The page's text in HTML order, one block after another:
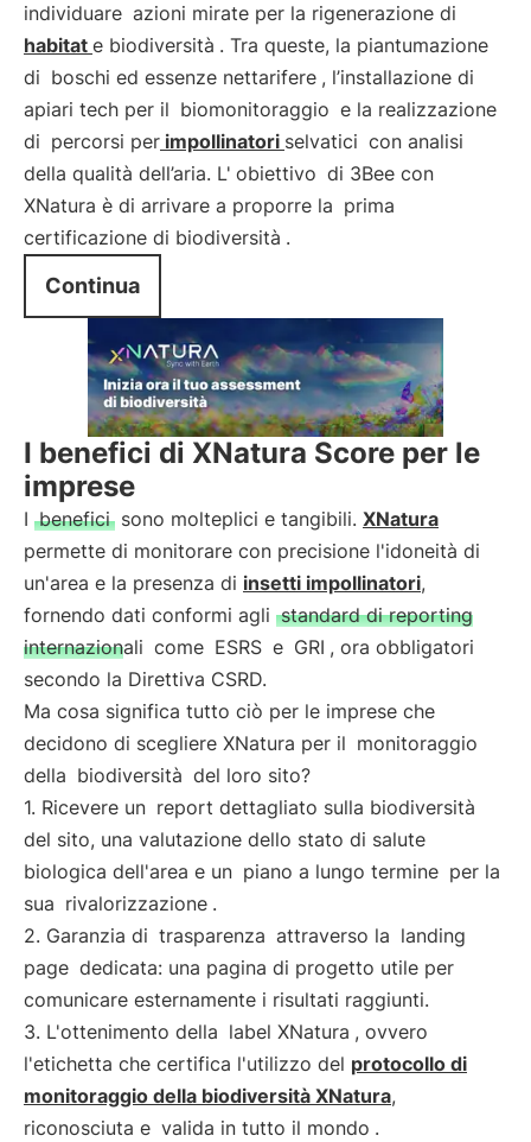
individuare azioni mirate per la rigenerazione di
habitat e biodiversità . Tra queste, la piantumazione
di boschi ed essenze nettarifere , l’installazione di
apiari tech per il biomonitoraggio e la realizzazione
di percorsi per impollinatori selvatici con analisi
della qualità dell’aria. L' obiettivo di 3Bee con
XNatura è di arrivare a proporre la prima
certificazione di biodiversità .
Continua
I benefici di XNatura Score per le
imprese
I benefici sono molteplici e tangibili. XNatura
permette di monitorare con precisione l'idoneità di
un'area e la presenza di insetti impollinatori,
fornendo dati conformi agli standard di reporting
internazionali come ESRS e GRI , ora obbligatori
secondo la Direttiva CSRD.
Ma cosa significa tutto ciò per le imprese che
decidono di scegliere XNatura per il monitoraggio
della biodiversità del loro sito?
1. Ricevere un report dettagliato sulla biodiversità
del sito, una valutazione dello stato di salute
biologica dell'area e un piano a lungo termine per la
sua rivalorizzazione .
2. Garanzia di trasparenza attraverso la landing
page dedicata: una pagina di progetto utile per
comunicare esternamente i risultati raggiunti.
3. L'ottenimento della label XNatura , ovvero
l'etichetta che certifica l'utilizzo del protocollo di
monitoraggio della biodiversità XNatura,
riconosciuta e valida in tutto il mondo .